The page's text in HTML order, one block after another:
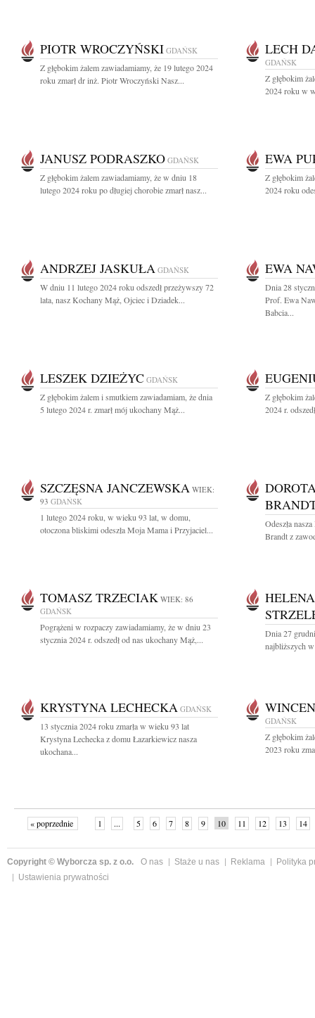
PIOTR WROCZYŃSKI GDAŃSK
Z głębokim żalem zawiadamiamy, że 19 lutego 2024
roku zmarł dr inż. Piotr Wroczyński Nasz...
LECH
GDAŃSK
Z głębokim
2024 roku w
JANUSZ PODRASZKO GDAŃSK
Z głębokim żalem zawiadamiamy, że w dniu 18
lutego 2024 roku po długiej chorobie zmarł nasz...
EWA
Z głębokim
2024 roku
ANDRZEJ JASKUŁA GDAŃSK
W dniu 11 lutego 2024 roku odszedł przeżywszy 72
lata, nasz Kochany Mąż, Ojciec i Dziadek...
EWA
Dnia 28
Prof. Ewa
Babcia...
LESZEK DZIEŻYC GDAŃSK
Z głębokim żalem i smutkiem zawiadamiam, że dnia
5 lutego 2024 r. zmarł mój ukochany Mąż...
Z głębokim
2024 r.
SZCZĘSNA JANCZEWSKA WIEK:
93 GDAŃSK
1 lutego 2024 roku, w wieku 93 lat, w domu,
otoczona bliskimi odeszła Moja Mama i Przyjaciel...
Odeszła
Brandt z
TOMASZ TRZECIAK WIEK: 86
GDAŃSK
Pogrążeni w rozpaczy zawiadamiamy, że w dniu 23
stycznia 2024 r. odszedł od nas ukochany Mąż,...
Dnia 27
najbliższych
KRYSTYNA LECHECKA GDAŃSK
13 stycznia 2024 roku zmarła w wieku 93 lat
Krystyna Lechecka z domu Łazarkiewicz nasza
ukochana...
GDAŃSK
Z głębokim
2023 roku
« poprzednie 1 ... 5 6 7 8 9 10 11 12 13 14
Copyright © Wyborcza sp. z o.o. O nas Staże u nas Reklama
Polityka
Ustawienia prywatności